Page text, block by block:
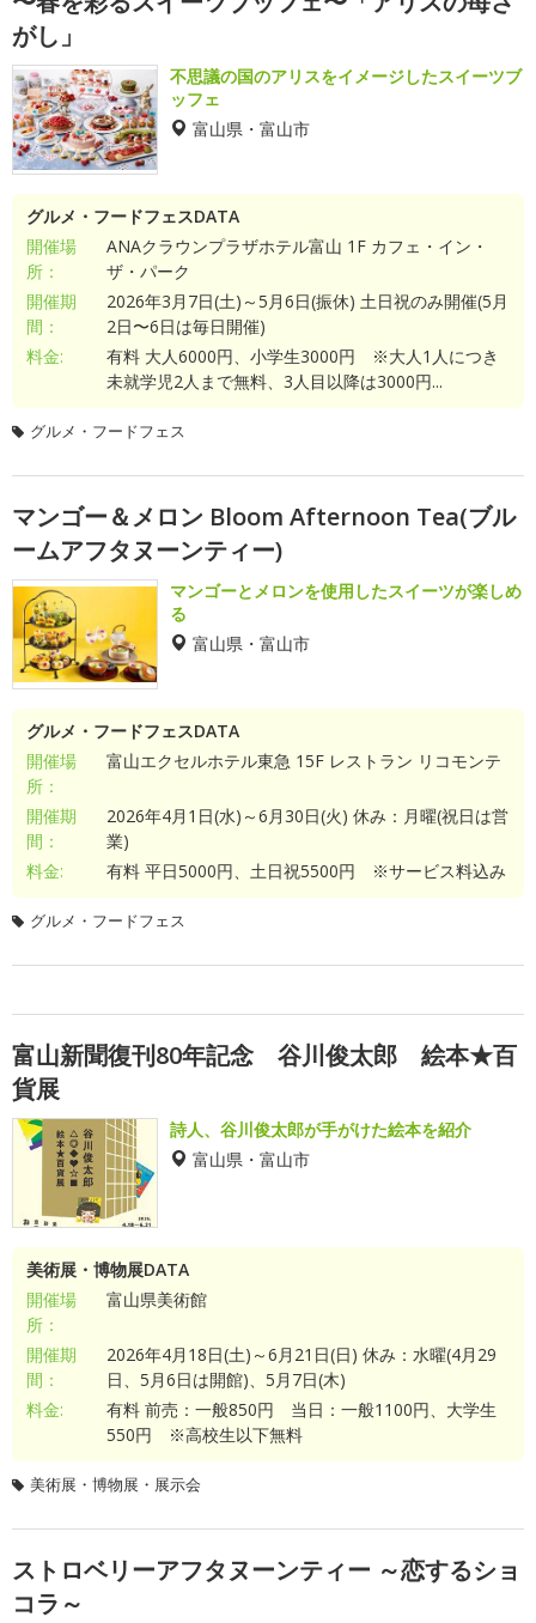
がし」
不思議の国のアリスをイメージしたスイーツブ
ッフェ
富山県・富山市
グルメ・フードフェスDATA
開催場
所：
ANAクラウンプラザホテル富山 1F カフェ・イン・
ザ・パーク
開催期
間：
2026年3月7日(土)～5月6日(振休) 土日祝のみ開催(5月
2日〜6日は毎日開催)
料金:
有料 大人6000円、小学生3000円 ※大人1人につき
未就学児2人まで無料、3人目以降は3000円...
グルメ・フードフェス
マンゴー＆メロン Bloom Afternoon Tea(ブル
ームアフタヌーンティー)
マンゴーとメロンを使用したスイーツが楽しめ
る
富山県・富山市
グルメ・フードフェスDATA
開催場
所：
富山エクセルホテル東急 15F レストラン リコモンテ
開催期
間：
2026年4月1日(水)～6月30日(火) 休み：月曜(祝日は営
業)
料金:
有料 平日5000円、土日祝5500円 ※サービス料込み
グルメ・フードフェス
富山新聞復刊80年記念 谷川俊太郎 絵本★百
貨展
詩人、谷川俊太郎が手がけた絵本を紹介
富山県・富山市
美術展・博物展DATA
開催場
所：
富山県美術館
開催期
間：
2026年4月18日(土)～6月21日(日) 休み：水曜(4月29
日、5月6日は開館)、5月7日(木)
料金:
有料 前売：一般850円 当日：一般1100円、大学生
550円 ※高校生以下無料
美術展・博物展・展示会
ストロベリーアフタヌーンティー ～恋するショ
コラ～